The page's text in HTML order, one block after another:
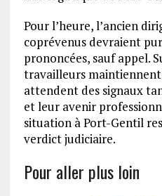
Pour l’heure, l’ancien
coprévenus devraient
prononcées, sauf appel.
travailleurs
attendent des signaux
et leur avenir
situation à Port-Gentil
verdict judiciaire.
Pour aller plus loin